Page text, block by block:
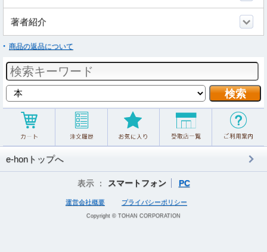
著者紹介
商品の返品について
e-honトップへ
表示 ： スマートフォン PC
運営会社概要 プライバシーポリシー
Copyright © TOHAN CORPORATION